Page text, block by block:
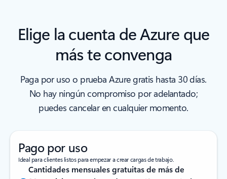
Elige la cuenta de Azure que
más te convenga
Paga por uso o prueba Azure gratis hasta 30 días.
No hay ningún compromiso por adelantado;
puedes cancelar en cualquier momento.
Pago por uso
Ideal para clientes listos para empezar a crear cargas de trabajo.
Cantidades mensuales gratuitas de más de